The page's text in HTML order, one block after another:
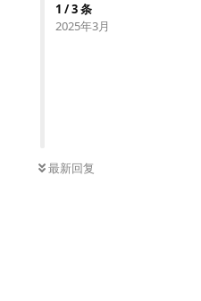
1 /3条
2025年3月
最新回复